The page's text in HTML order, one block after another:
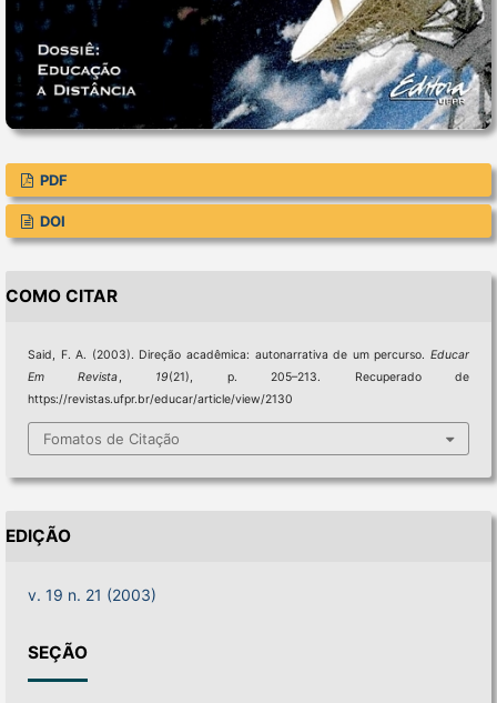
PDF
DOI
COMO CITAR
Said, F. A. (2003). Direção acadêmica: autonarrativa de um percurso.Educar
Em Revista, 19(21), p. 205–213. Recuperado de
https://revistas.ufpr.br/educar/article/view/2130
Fomatos de Citação
EDIÇÃO
v. 19 n. 21 (2003)
SEÇÃO